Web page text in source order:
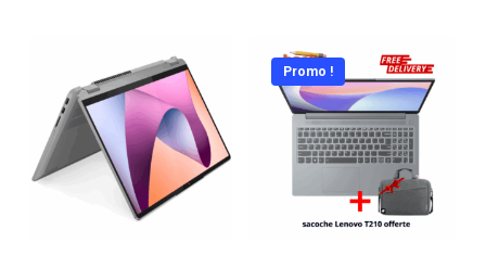
Promo !